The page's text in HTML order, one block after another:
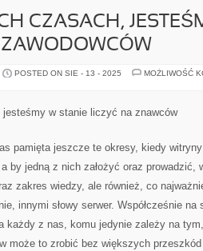
CZASACH,
POSTED ON SIE - 13 - 2025
MOŻLIWOŚĆ
w stanie liczyć na znawców
pamięta jeszcze te okresy, kiedy witryny
by jedną z nich założyć oraz prowadzić,
zakres wiedzy, ale również, co
innymi słowy serwer. Współcześnie
każdy z nas, komu jedynie zależy na
może to zrobić bez większych